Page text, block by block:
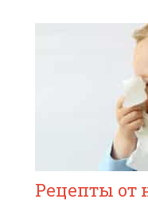
Рецепты от